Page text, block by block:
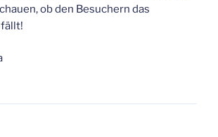
ob den Besuchern das